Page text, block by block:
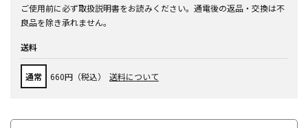
ご使用前に必ず取扱説明書をお読みください。通電後の返品・交換は不
良品を除き承れません。
送料
通常 660円（税込） 送料について